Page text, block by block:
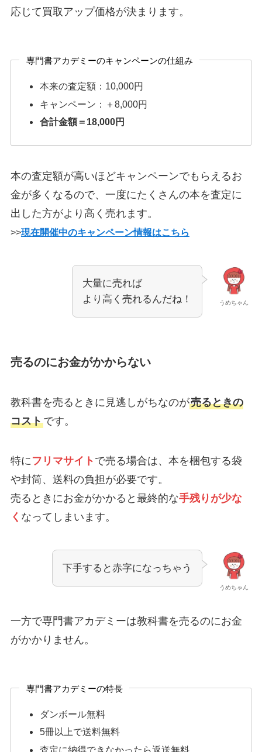
応じて買取アップ価格が決まります。
専門書アカデミーのキャンペーンの仕組み
本来の査定額：10,000円
キャンペーン：＋8,000円
合計金額＝18,000円
本の査定額が高いほどキャンペーンでもらえるお
金が多くなるので、一度にたくさんの本を査定に
出した方がより高く売れます。
>>現在開催中のキャンペーン情報はこちら
うめちゃん
大量に売れば
より高く売れるんだね！
売るのにお金がかからない
教科書を売るときに見逃しがちなのが売るときの
コストです。
特にフリマサイト で売る場合は、本を梱包する袋
や封筒、送料の負担が必要です。
売るときにお金がかかると最終的な手残りが少な
く なってしまいます。
うめちゃん
下手すると赤字になっちゃう
一方で専門書アカデミーは教科書を売るのにお金
がかかりません。
専門書アカデミーの特長
ダンボール無料
5冊以上で送料無料
査定に納得できなかったら返送無料